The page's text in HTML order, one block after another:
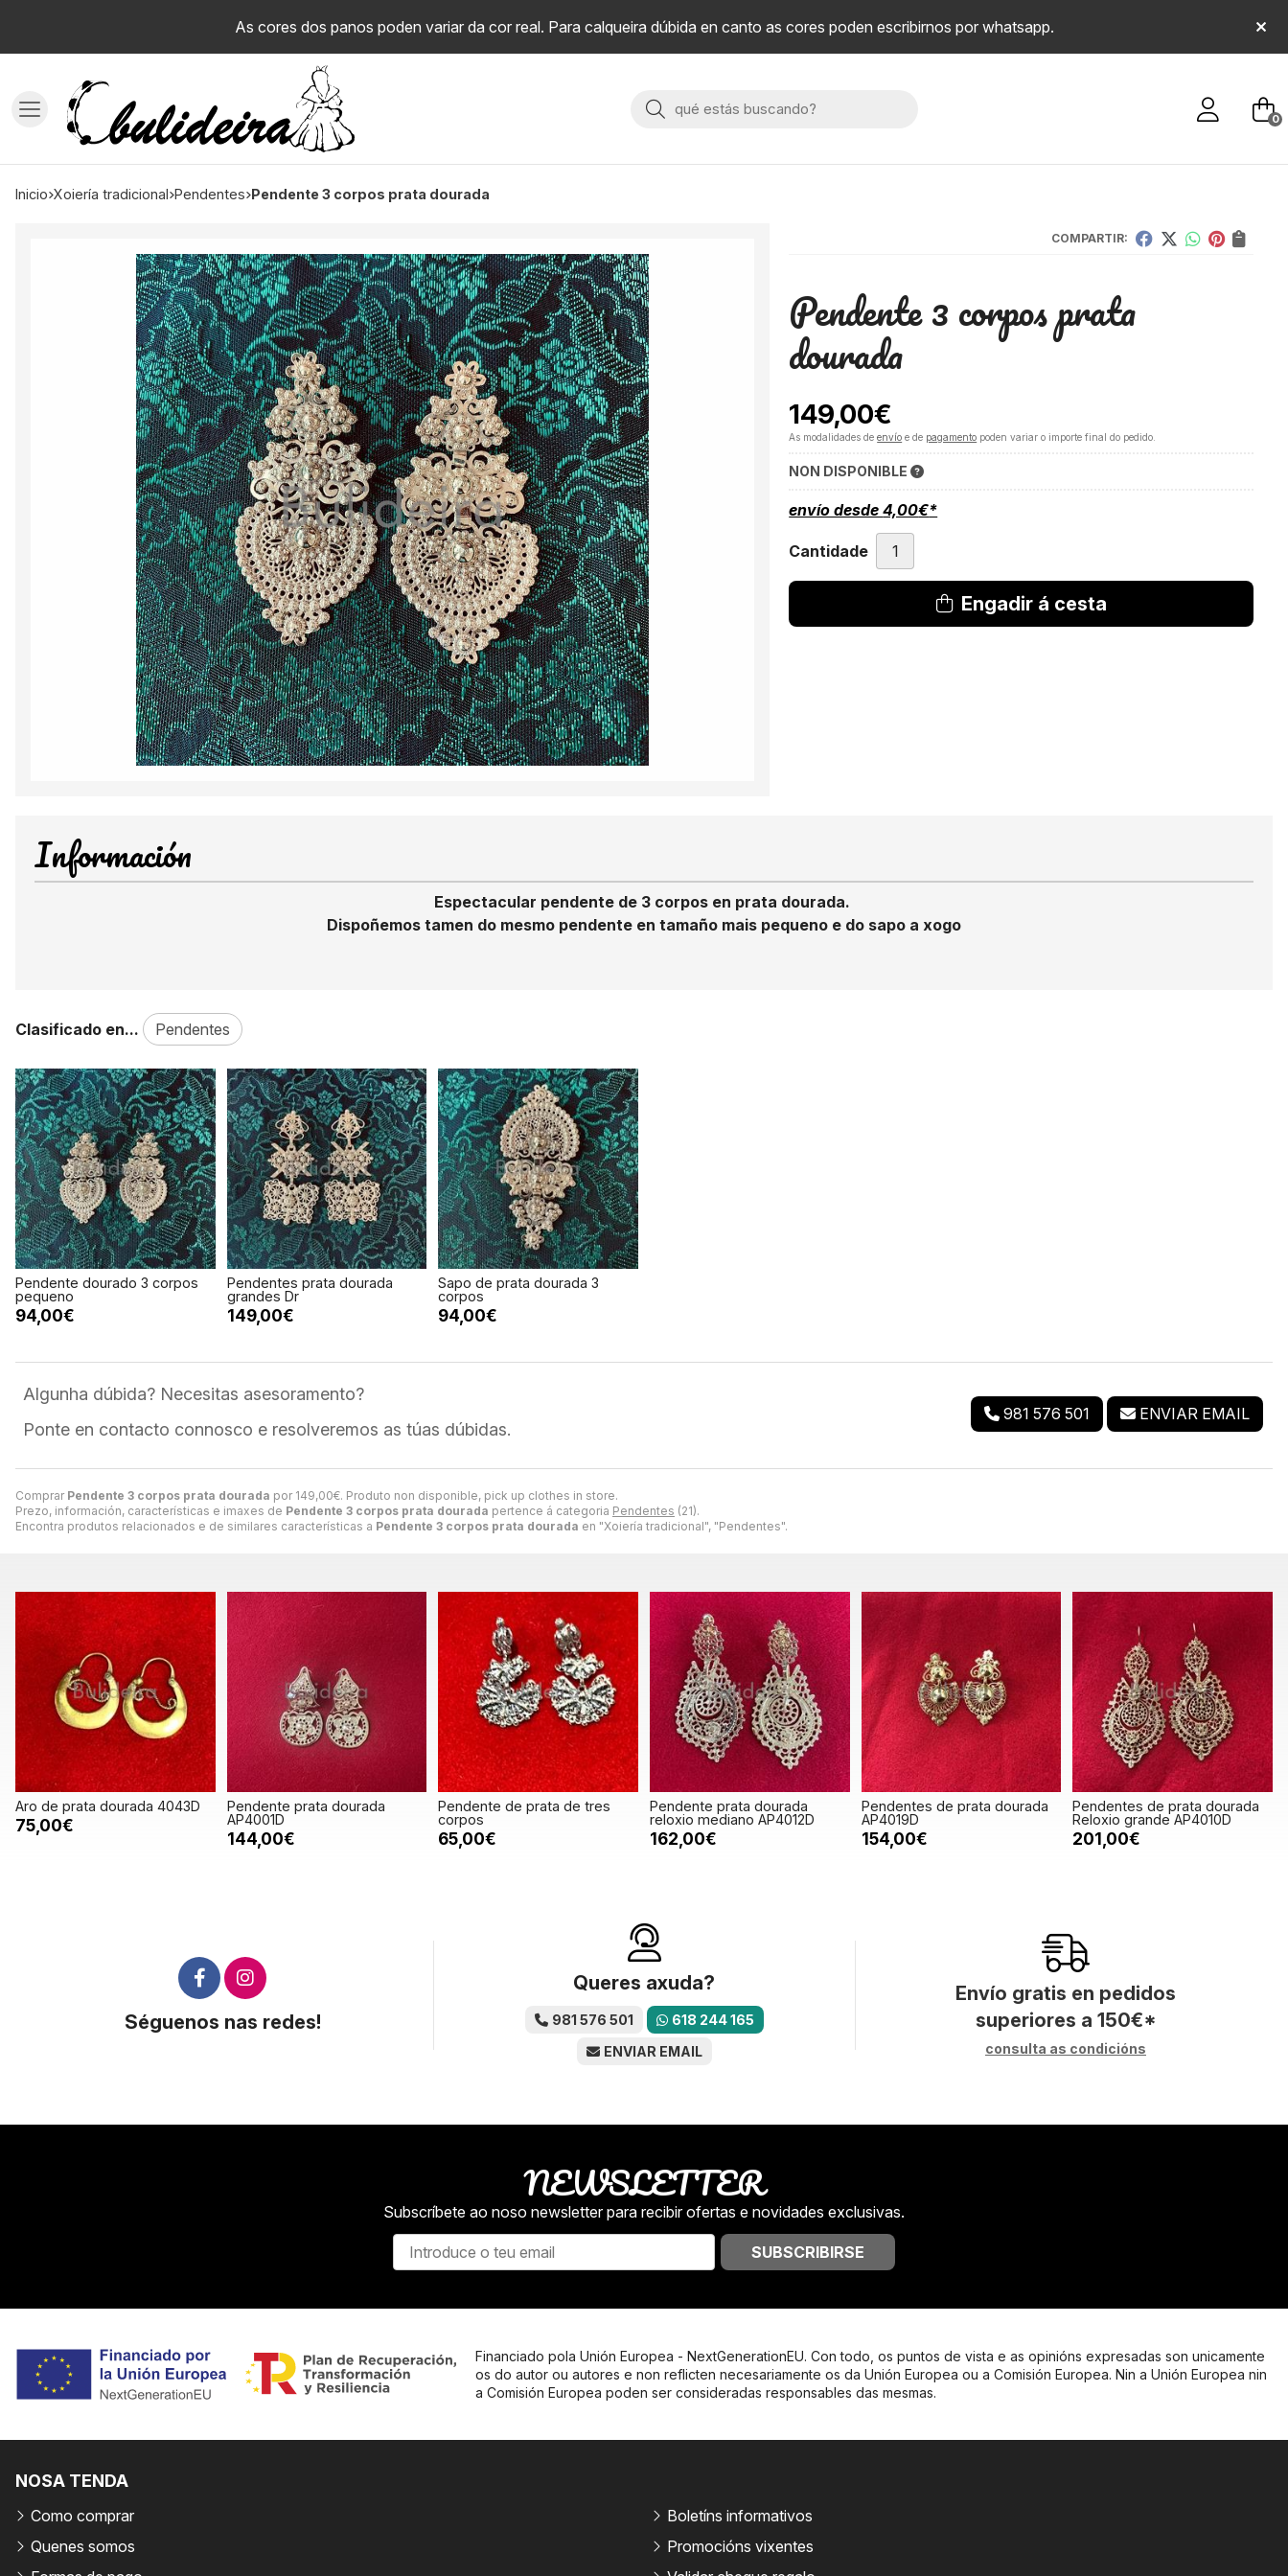
As cores dos panos poden variar da cor real. Para calqueira dúbida en canto as cores poden escribirnos por whatsapp.
Buscar 0
inicio xoiería tradicional pendentes Pendente 3 corpos prata dourada
COMPARTIR:
Pendente 3 corpos prata
dourada
149,00€
As modalidades deenvío e de pagamento poden variar o importe final do pedido.
NON DISPONIBLE
envío desde4,00€*
Cantidade
Engadir á cesta
Comprar Pendente 3 corpos prata dourada por 149,00€. Produto non disponible, pick up clothes in store.
Prezo, información, características e imaxes de Pendente 3 corpos prata dourada pertence á categoria Pendentes (21).
Encontra produtos relacionados e de similares características a Pendente 3 corpos prata dourada en "Xoiería tradicional", "Pendentes".
Información
Espectacular pendente de 3 corpos en prata dourada.
Dispoñemos tamen do mesmo pendente en tamaño mais pequeno e do sapo a xogo
Clasificado en... Pendentes
Pendente dourado 3 corpos
pequeno
94,00€
Pendentes prata dourada
grandes Dr
149,00€
Sapo de prata dourada 3
corpos
94,00€
Algunha dúbida? Necesitas asesoramento?
Ponte en contacto connosco e resolveremos as túas dúbidas.
981 576 501 ENVIAR EMAIL
Aro de prata dourada 4043D
75,00€
Pendente prata dourada
AP4001D
144,00€
Pendente de prata de tres
corpos
65,00€
Pendente prata dourada
reloxio mediano AP4012D
162,00€
Pendentes de prata dourada
AP4019D
154,00€
Pendentes de prata dourada
Reloxio grande AP4010D
201,00€
Séguenos nas redes!
Queres axuda?
981 576 501
618 244 165
ENVIAR EMAIL
Envío gratis en pedidos
superiores a 150€*
consulta as condicións
NEWSLETTER
Subscríbete ao noso newsletter para recibir ofertas e novidades exclusivas.
SUBSCRIBIRSE
Financiado pola Unión Europea - NextGenerationEU. Con todo, os puntos de vista e as opinións expresadas son unicamente
os do autor ou autores e non reflicten necesariamente os da Unión Europea ou a Comisión Europea. Nin a Unión Europea nin
a Comisión Europea poden ser consideradas responsables das mesmas.
NOSA TENDA
Como comprar
Quenes somos
Boletíns informativos
Promocións vixentes